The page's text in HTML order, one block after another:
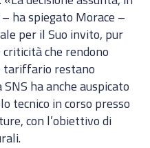
ha spiegato Morace –
per il Suo invito, pur
che rendono
tariffario restano
ha anche auspicato
tecnico in corso presso
con l’obiettivo di